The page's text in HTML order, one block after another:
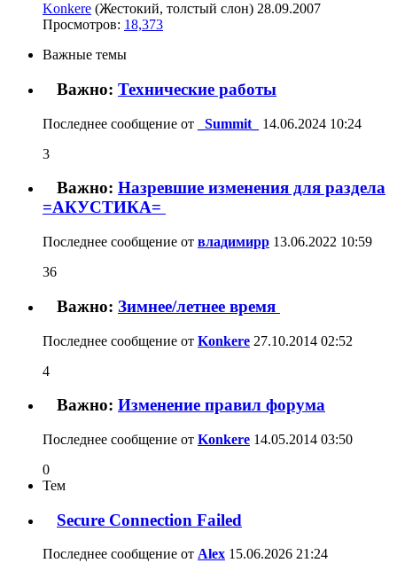
Konkere (Жестокий, толстый слон) 28.09.2007
Просмотров: 18,373
Важные темы
Важно: Технические работы
Последнее сообщение от _Summit_ 14.06.2024 10:24
3
Важно: Назревшие изменения для раздела
=АКУСТИКА=
Последнее сообщение от владимирр 13.06.2022 10:59
36
Важно: Зимнее/летнее время
Последнее сообщение от Konkere 27.10.2014 02:52
4
Важно: Изменение правил форума
Последнее сообщение от Konkere 14.05.2014 03:50
0
Тем
Secure Connection Failed
Последнее сообщение от Alex 15.06.2026 21:24